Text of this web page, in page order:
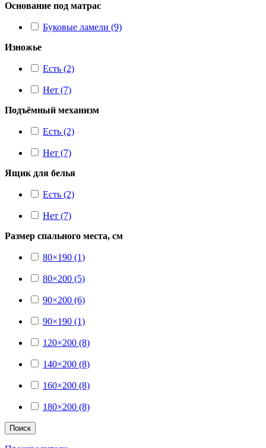
Основание под матрас
Буковые ламели (9)
Изножье
Есть (2)
Нет (7)
Подъёмный механизм
Есть (2)
Нет (7)
Ящик для белья
Есть (2)
Нет (7)
Размер спального места, см
80×190 (1)
80×200 (5)
90×200 (6)
90×190 (1)
120×200 (8)
140×200 (8)
160×200 (8)
180×200 (8)
Поиск